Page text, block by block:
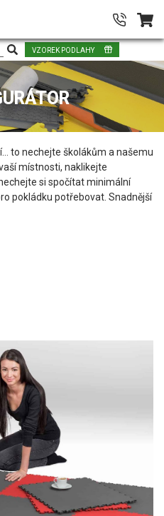
VZOREK PODLAHY
to nechejte školákům a našemu
místnosti, naklikejte
si spočítat minimální
pokládku potřebovat. Snadnější